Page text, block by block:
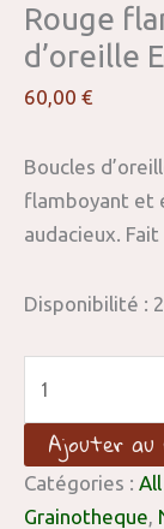
Rouge
d’oreille
60,00 €
Boucles
flamboyant et
audacieux.
Disponibilité :
Ajouter au
Catégories :
Grainotheque,